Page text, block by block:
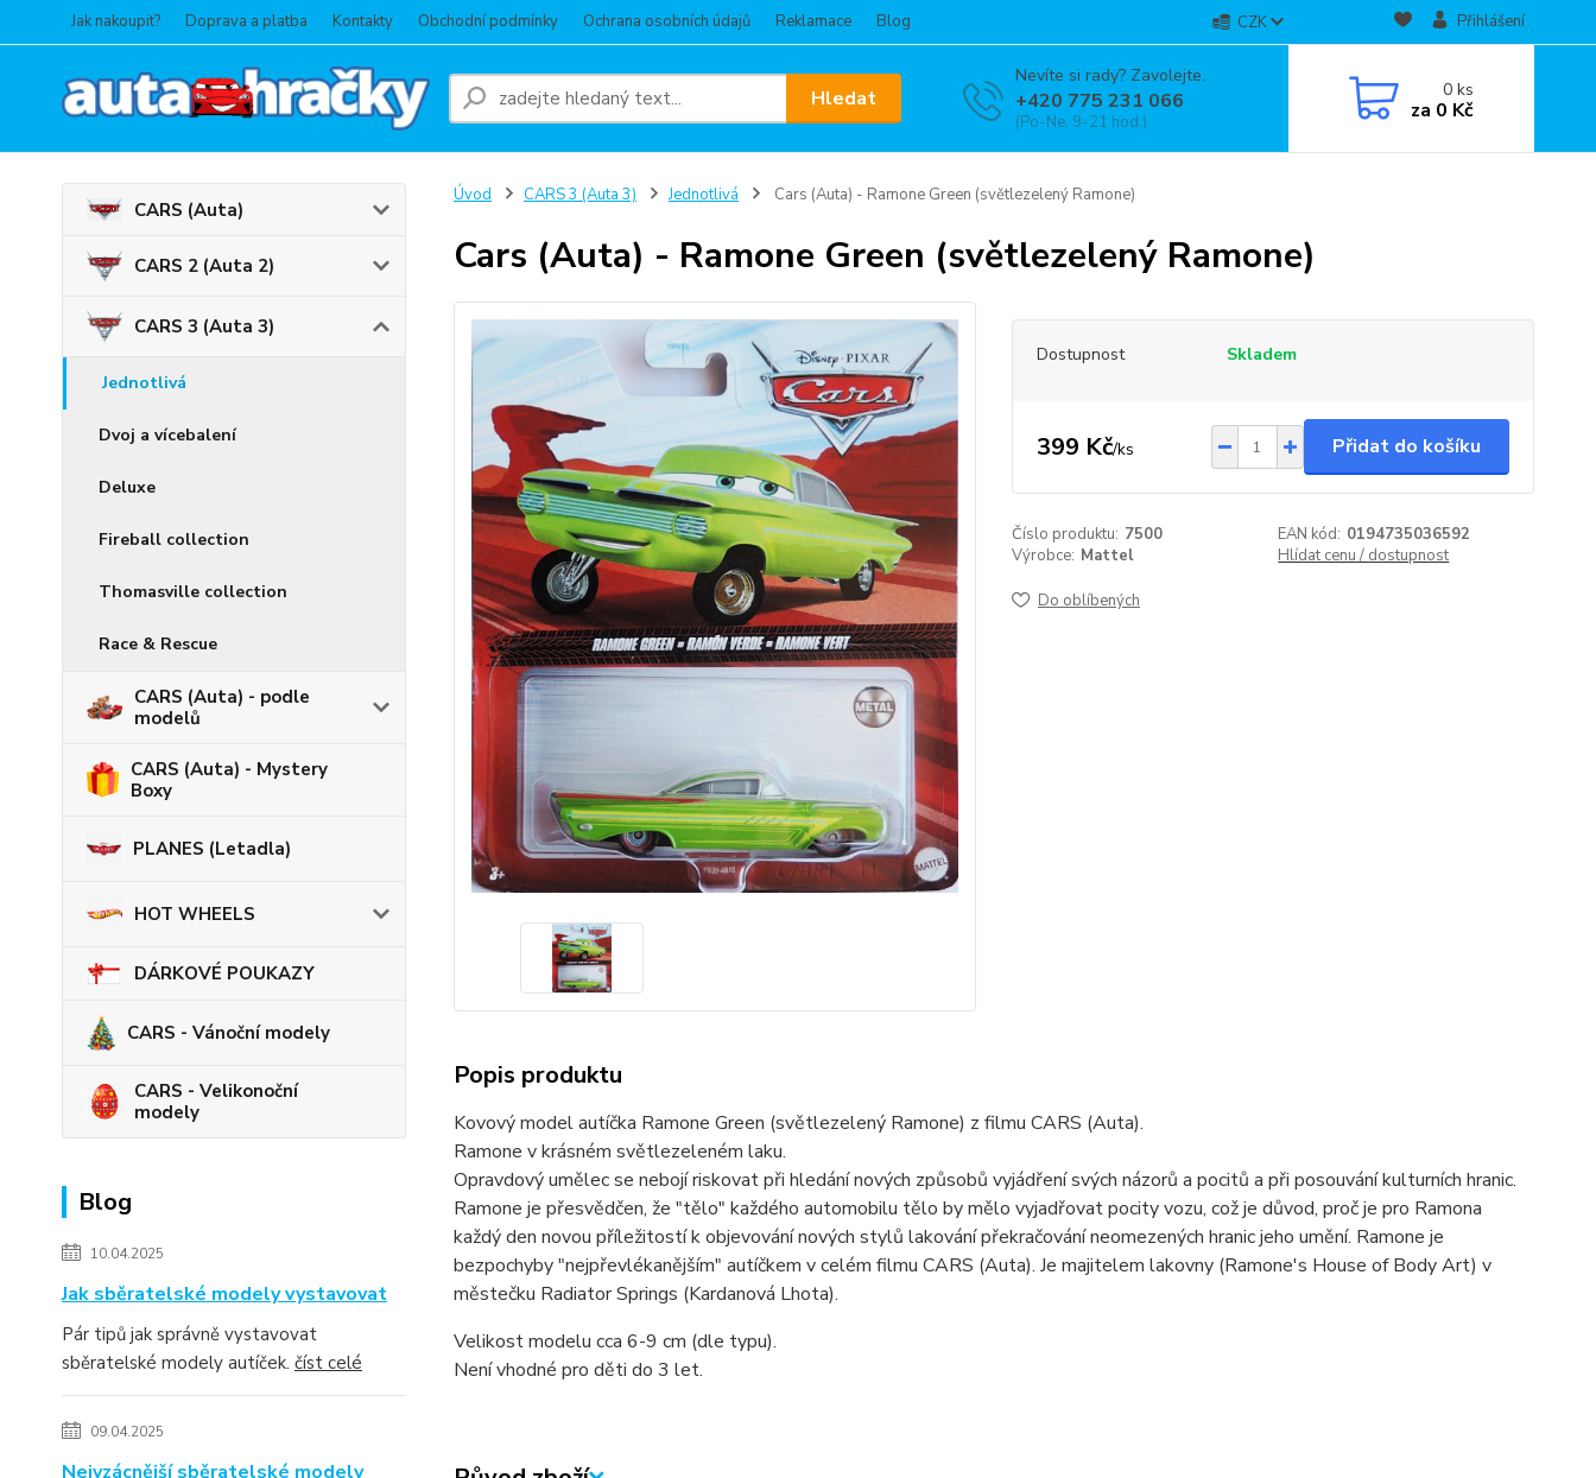
Jak nakoupit? Doprava a platba Kontakty Obchodní podmínky Ochrana osobních údajů Reklamace Blog CZK Přihlášení
Hledat
Nevíte si rady? Zavolejte.
+420 775 231 066
(Po-Ne, 9-21 hod.)
0ks
za 0 Kč
CARS (Auta)
CARS 2 (Auta 2)
CARS 3 (Auta 3)
Jednotlivá
Dvoj a vícebalení
Deluxe
Fireball collection
Thomasville collection
Race & Rescue
CARS (Auta) - podle
modelů
CARS (Auta) - Mystery
Boxy
PLANES (Letadla)
HOT WHEELS
DÁRKOVÉ POUKAZY
CARS - Vánoční modely
CARS - Velikonoční
modely
Blog
10.04.2025
Jak sběratelské modely vystavovat
Pár tipů jak správně vystavovat
sběratelské modely autíček. číst celé
09.04.2025
Nejvzácnější sběratelské modely
Úvod CARS 3 (Auta 3) Jednotlivá Cars (Auta) - Ramone Green (světlezelený Ramone)
Cars (Auta) - Ramone Green (světlezelený Ramone)
Dostupnost Skladem
399 Kč/ks Přidat do košíku
Číslo produktu: 7500 EAN kód: 0194735036592
Výrobce: Mattel Hlídat cenu / dostupnost
Do oblíbených
Popis produktu
Kovový model autíčka Ramone Green (světlezelený Ramone) z filmu CARS (Auta).
Ramone v krásném světlezeleném laku.
Opravdový umělec se nebojí riskovat při hledání nových způsobů vyjádření svých názorů a pocitů a při posouvání kulturních hranic.
Ramone je přesvědčen, že "tělo" každého automobilu tělo by mělo vyjadřovat pocity vozu, což je důvod, proč je pro Ramona
každý den novou příležitostí k objevování nových stylů lakování překračování neomezených hranic jeho umění. Ramone je
bezpochyby "nejpřevlékanějším" autíčkem v celém filmu CARS (Auta). Je majitelem lakovny (Ramone's House of Body Art) v
městečku Radiator Springs (Kardanová Lhota).
Velikost modelu cca 6-9 cm (dle typu).
Není vhodné pro děti do 3 let.